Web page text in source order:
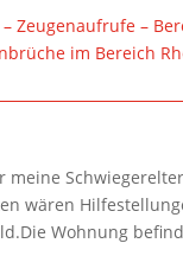
Zeugenaufrufe –
im Bereich
meine
wären
Wohnung